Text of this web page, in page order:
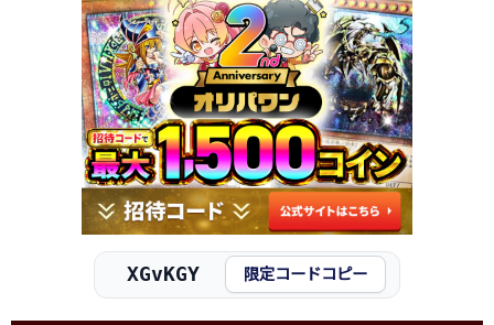
XGvKGY 限定コードコピー